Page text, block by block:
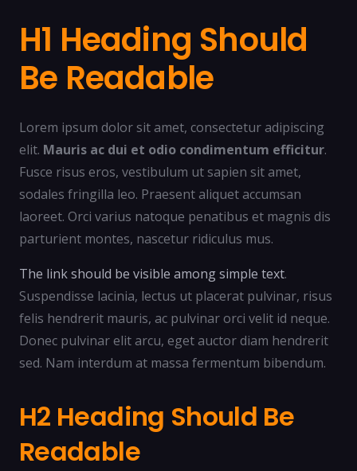
H1 Heading Should
Be Readable
Lorem ipsum dolor sit amet, consectetur adipiscing
elit. Mauris ac dui et odio condimentum efficitur.
Fusce risus eros, vestibulum ut sapien sit amet,
sodales fringilla leo. Praesent aliquet accumsan
laoreet. Orci varius natoque penatibus et magnis dis
parturient montes, nascetur ridiculus mus.
The link should be visible among simple text.
Suspendisse lacinia, lectus ut placerat pulvinar, risus
felis hendrerit mauris, ac pulvinar orci velit id neque.
Donec pulvinar elit arcu, eget auctor diam hendrerit
sed. Nam interdum at massa fermentum bibendum.
H2 Heading Should Be
Readable